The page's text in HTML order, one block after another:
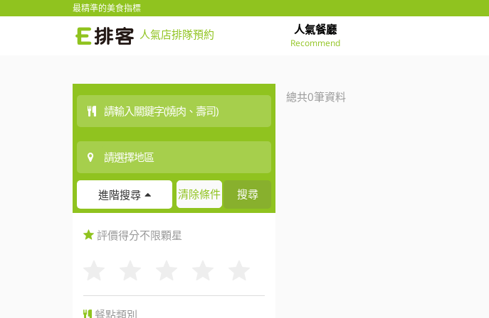
最精準的美食指標
人氣店排隊預約 人氣餐廳
Recommend
進階搜尋 清除條件 搜尋
評價得分不限顆星
餐點類別
總共0筆資料